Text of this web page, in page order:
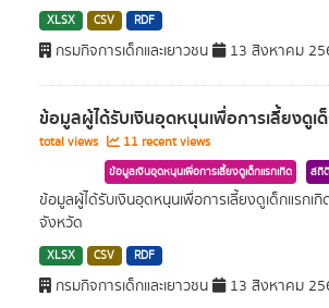
XLSX CSV RDF
กรมกิจการเด็กและเยาวชน 13 สิงหาคม
ข้อมูลผู้ได้รับเงินอุดหนุนเพื่อการเลี้ยงดูเ
total views
11 recent views
ข้อมูลเงินอุดหนุนเพื่อการเลี้ยงดูเด็กแรกเกิด สถิ
ข้อมูลผู้ได้รับเงินอุดหนุนเพื่อการเลี้ยงดูเด็กแรกเ
จังหวัด
XLSX CSV RDF
กรมกิจการเด็กและเยาวชน 13 สิงหาคม